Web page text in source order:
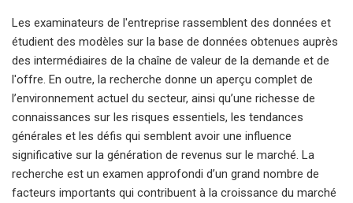
Les examinateurs de l'entreprise rassemblent des données et
étudient des modèles sur la base de données obtenues auprès
des intermédiaires de la chaîne de valeur de la demande et de
l'offre. En outre, la recherche donne un aperçu complet de
l’environnement actuel du secteur, ainsi qu’une richesse de
connaissances sur les risques essentiels, les tendances
générales et les défis qui semblent avoir une influence
significative sur la génération de revenus sur le marché. La
recherche est un examen approfondi d’un grand nombre de
facteurs importants qui contribuent à la croissance du marché